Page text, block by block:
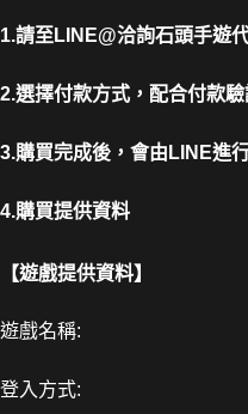
1.請至LINE@洽詢石頭手遊
2.選擇付款方式，配合付款
3.購買完成後，會由LINE進
4.購買提供資料
【遊戲提供資料】
遊戲名稱:
登入方式: